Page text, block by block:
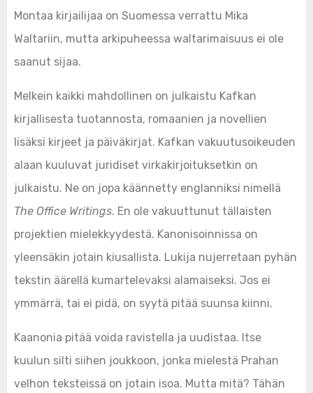
Montaa kirjailijaa on Suomessa verrattu Mika
Waltariin, mutta arkipuheessa waltarimaisuus ei ole
saanut sijaa.
Melkein kaikki mahdollinen on julkaistu Kafkan
kirjallisesta tuotannosta, romaanien ja novellien
lisäksi kirjeet ja päiväkirjat. Kafkan vakuutusoikeuden
alaan kuuluvat juridiset virkakirjoituksetkin on
julkaistu. Ne on jopa käännetty englanniksi nimellä
The Office Writings. En ole vakuuttunut tällaisten
projektien mielekkyydestä. Kanonisoinnissa on
yleensäkin jotain kiusallista. Lukija nujerretaan pyhän
tekstin äärellä kumartelevaksi alamaiseksi. Jos ei
ymmärrä, tai ei pidä, on syytä pitää suunsa kiinni.
Kaanonia pitää voida ravistella ja uudistaa. Itse
kuulun silti siihen joukkoon, jonka mielestä Prahan
velhon teksteissä on jotain isoa. Mutta mitä? Tähän